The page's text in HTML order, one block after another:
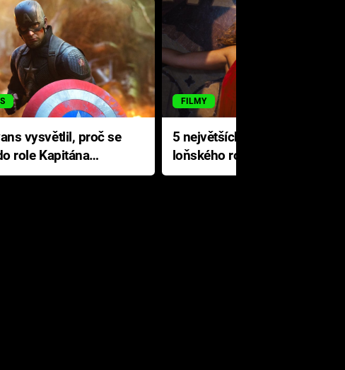
vysvětlil, proč se
role Kapitána
FILMY
5 největších propadáků
loňského roku: Disney na
jediné katastrofě prodělal 200